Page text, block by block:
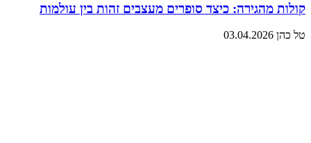
קולות מהגירה: כיצד סופרים מעצבים זהות בין עולמות
טל כהן 03.04.2026